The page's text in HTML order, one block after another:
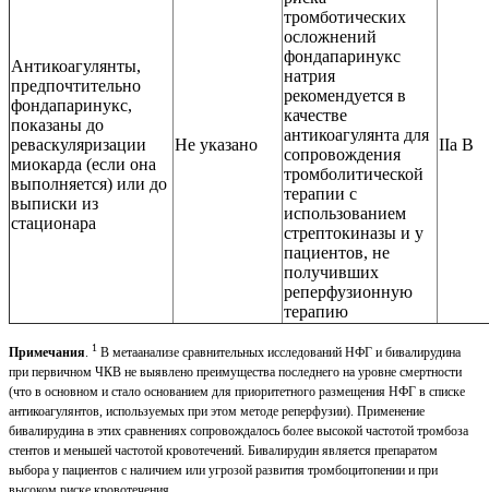
Антикоагулянты,
предпочтительно
фондапаринукс,
показаны до
реваскуляризации
миокарда (если она
выполняется) или до
выписки из
стационара
Не указано
тромботических
осложнений
фондапаринукс
натрия
рекомендуется в
качестве
антикоагулянта для
сопровождения
тромболитической
терапии c
использованием
стрептокиназы и у
пациентов, не
получивших
реперфузионную
терапию
IIa B
Примечания. 1 В метаанализе сравнительных исследований НФГ и бивалирудина
при первичном ЧКВ не выявлено преимущества последнего на уровне смертности
(что в основном и стало основанием для приоритетного размещения НФГ в списке
антикоагулянтов, используемых при этом методе реперфузии). Применение
бивалирудина в этих сравнениях сопровождалось более высокой частотой тромбоза
стентов и меньшей частотой кровотечений. Бивалирудин является препаратом
выбора у пациентов c наличием или угрозой развития тромбоцитопении и при